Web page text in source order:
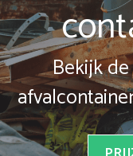
Bekijk